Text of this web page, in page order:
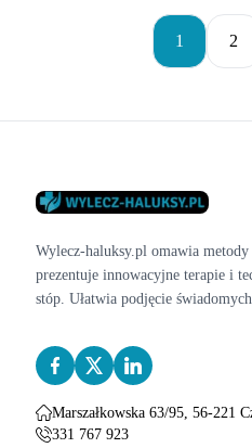
1 2
Wylecz-haluksy.pl omawia metody
prezentuje innowacyjne terapie i
stóp. Ułatwia podjęcie
Marszałkowska 63/95, 56-221
331 767 923